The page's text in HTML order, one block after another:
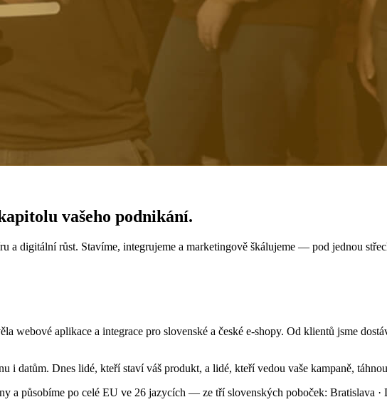
vašeho podnikání.
a digitální růst. Stavíme, integrujeme a marketingově škálujeme — pod jednou
webové aplikace a integrace pro slovenské a české e-shopy. Od klientů jsme
i datům. Dnes lidé, kteří staví váš produkt, a lidé, kteří vedou vaše kampaně,
a působíme po celé EU ve 26 jazycích — ze tří slovenských poboček: Bratislava ·